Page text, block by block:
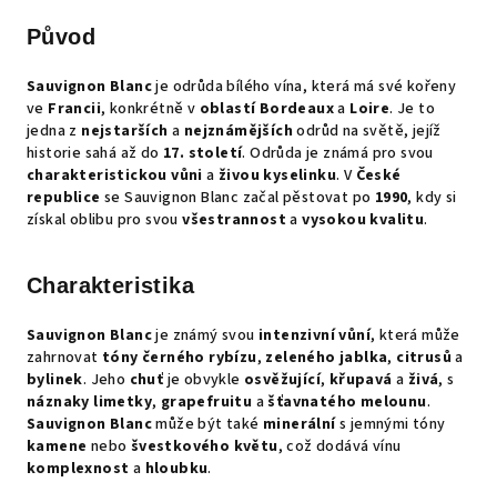
a
c
í
p
r
v
p
i
s
u
Původ
Sauvignon Blancje odrůda bílého vína, která má své kořeny
ve Francii, konkrétně v oblastí Bordeauxa Loire. Je to
jedna z nejstarších a nejznámějších odrůd na světě, jejíž
historie sahá až do 17. století. Odrůda je známá pro svou
charakteristickou vůni a živou kyselinku. V České
republice se Sauvignon Blanc začal pěstovat po 1990, kdy si
získal oblibu pro svouvšestrannostavysokou kvalitu.
Charakteristika
Sauvignon Blancje známý svou intenzivní vůní, která může
zahrnovat tóny černého rybízu, zeleného jablka, citrusů a
bylinek. Jeho chuťje obvykle osvěžující, křupavá a živá, s
náznaky limetky, grapefruitu ašťavnatého melounu.
Sauvignon Blancmůže být také minerálnís jemnými tóny
kamene nebo švestkového květu, což dodává vínu
komplexnost a hloubku.